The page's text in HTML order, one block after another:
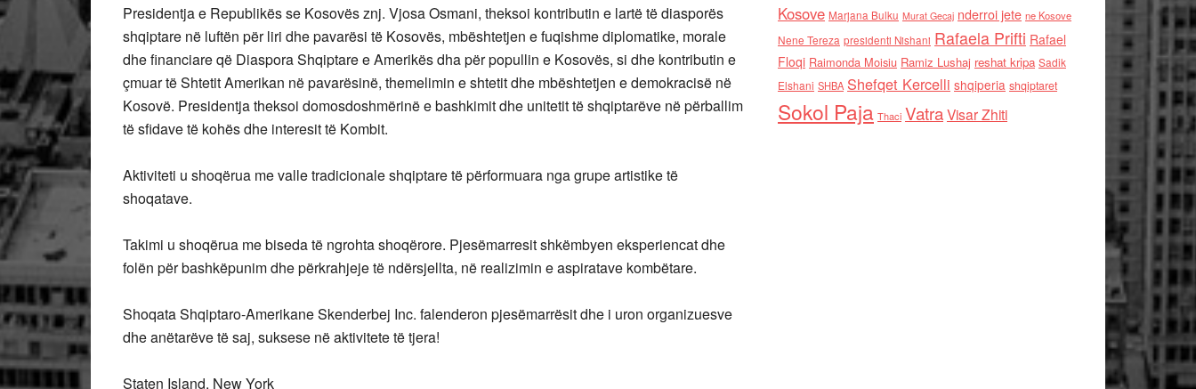
Presidentja e Republikës se Kosovës znj. Vjosa Osmani, theksoi kontributin e lartë të diasporës
shqiptare në luftën për liri dhe pavarësi të Kosovës, mbështetjen e fuqishme diplomatike, morale
dhe financiare që Diaspora Shqiptare e Amerikës dha për popullin e Kosovës, si dhe kontributin e
çmuar të Shtetit Amerikan në pavarësinë, themelimin e shtetit dhe mbështetjen e demokracisë në
Kosovë. Presidentja theksoi domosdoshmërinë e bashkimit dhe unitetit të shqiptarëve në përballim
të sfidave të kohës dhe interesit të Kombit.
Aktiviteti u shoqërua me valle tradicionale shqiptare të përformuara nga grupe artistike të
shoqatave.
Takimi u shoqërua me biseda të ngrohta shoqërore. Pjesëmarresit shkëmbyen eksperiencat dhe
folën për bashkëpunim dhe përkrahjeje të ndërsjellta, në realizimin e aspiratave kombëtare.
Shoqata Shqiptaro-Amerikane Skenderbej Inc. falenderon pjesëmarrësit dhe i uron organizuesve
dhe anëtarëve të saj, suksese në aktivitete të tjera!
Staten Island, New York
Kosove Marjana Bulku Murat Gecaj nderroi jete ne Kosove
Nene Tereza presidenti Nishani Rafaela Prifti Rafael
Floqi Raimonda Moisiu Ramiz Lushaj reshat kripa Sadik
Elshani SHBA Shefqet Kercelli shqiperia shqiptaret
Sokol Paja Thaci VatraVisar Zhiti